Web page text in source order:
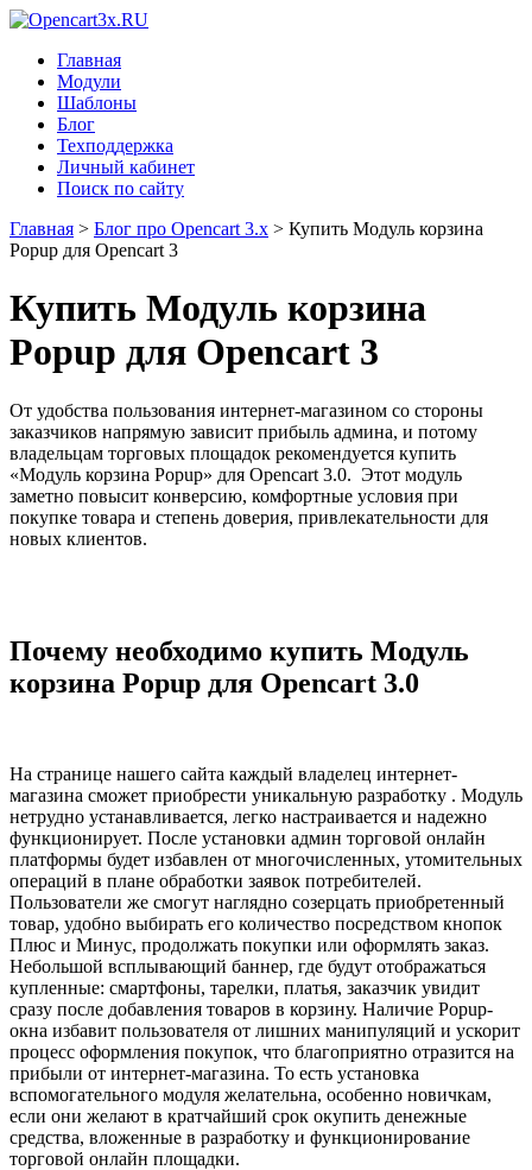
Главная
Модули
Шаблоны
Блог
Техподдержка
Личный кабинет
Поиск по сайту
Главная > Блог про Opencart 3.x > Купить Модуль корзина
Popup для Opencart 3
Купить Модуль корзина
Popup для Opencart 3
От удобства пользования интернет-магазином со стороны
заказчиков напрямую зависит прибыль админа, и потому
владельцам торговых площадок рекомендуется купить
«Модуль корзина Popup» для Opencart 3.0. Этот модуль
заметно повысит конверсию, комфортные условия при
покупке товара и степень доверия, привлекательности для
новых клиентов.
Почему необходимо купить Модуль
корзина Popup для Opencart 3.0
На странице нашего сайта каждый владелец интернет-
магазина сможет приобрести уникальную разработку . Модуль
нетрудно устанавливается, легко настраивается и надежно
функционирует. После установки админ торговой онлайн
платформы будет избавлен от многочисленных, утомительных
операций в плане обработки заявок потребителей.
Пользователи же смогут наглядно созерцать приобретенный
товар, удобно выбирать его количество посредством кнопок
Плюс и Минус, продолжать покупки или оформлять заказ.
Небольшой всплывающий баннер, где будут отображаться
купленные: смартфоны, тарелки, платья, заказчик увидит
сразу после добавления товаров в корзину. Наличие Popup-
окна избавит пользователя от лишних манипуляций и ускорит
процесс оформления покупок, что благоприятно отразится на
прибыли от интернет-магазина. То есть установка
вспомогательного модуля желательна, особенно новичкам,
если они желают в кратчайший срок окупить денежные
средства, вложенные в разработку и функционирование
торговой онлайн площадки.